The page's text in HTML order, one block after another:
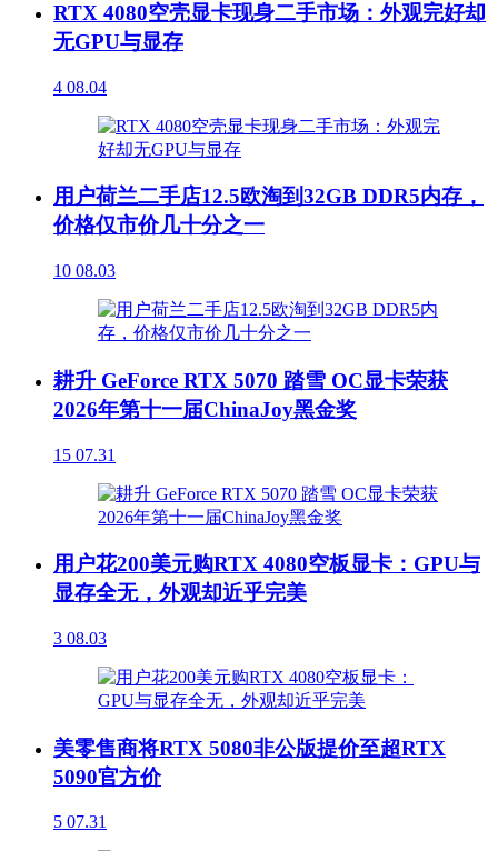
RTX 4080空壳显卡现身二手市场：外观完好却
无GPU与显存
4 08.04
用户荷兰二手店12.5欧淘到32GB DDR5内存，
价格仅市价几十分之一
10 08.03
耕升 GeForce RTX 5070 踏雪 OC显卡荣获
2026年第十一届ChinaJoy黑金奖
15 07.31
用户花200美元购RTX 4080空板显卡：GPU与
显存全无，外观却近乎完美
3 08.03
美零售商将RTX 5080非公版提价至超RTX
5090官方价
5 07.31